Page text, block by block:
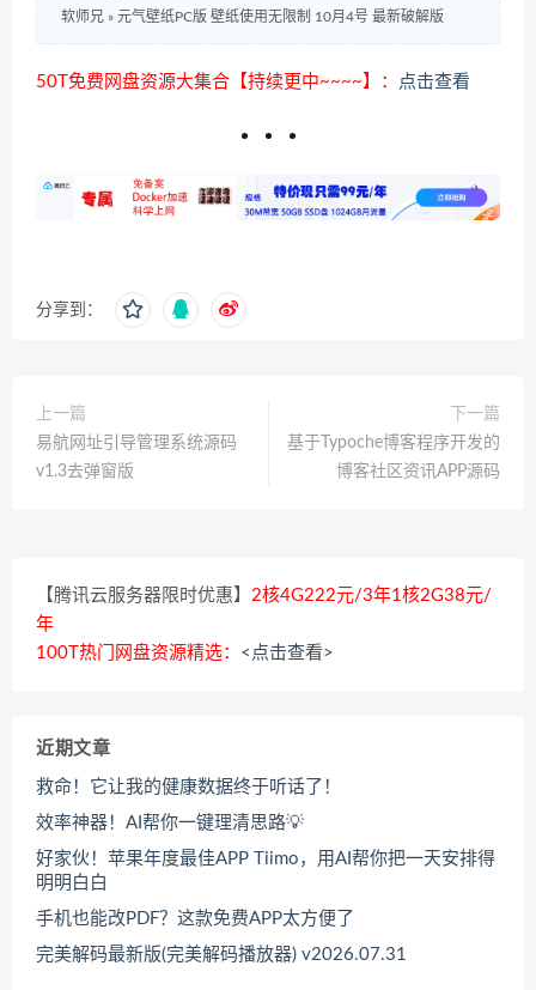
软师兄 » 元气壁纸PC版 壁纸使用无限制 10月4号 最新破解版
50T免费网盘资源大集合【持续更中~~~~】： 点击查看
分享到：
上一篇
易航网址引导管理系统源码
v1.3去弹窗版
下一篇
基于Typoche博客程序开发的
博客社区资讯APP源码
【腾讯云服务器限时优惠】 2核4G222元/3年1核2G38元/
年
100T热门网盘资源精选： <点击查看>
近期文章
救命！它让我的健康数据终于听话了！
效率神器！AI帮你一键理清思路💡
好家伙！苹果年度最佳APP Tiimo，用AI帮你把一天安排得
明明白白
手机也能改PDF？这款免费APP太方便了
完美解码最新版(完美解码播放器) v2026.07.31